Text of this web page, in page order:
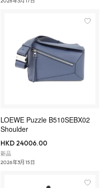
LOEWE Puzzle B510SEBX02
Shoulder
HKD 24006.00
新品
2026年3月15日